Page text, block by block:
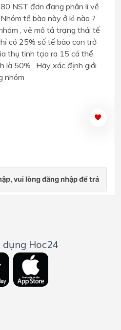
NST đơn đang phân li về
tế bào này ở kì nào ?
, vẽ mô tả trạng thái tế
có 25% số tế bào con trở
thụ tinh tạo ra 15 cá thể
là 50% . Hãy xác định giới
nhóm
Hoc24